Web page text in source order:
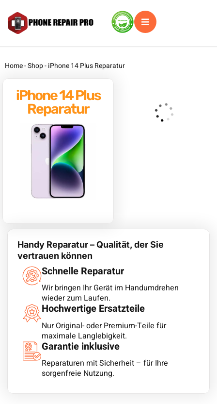
Home-Shop-iPhone 14 Plus Reparatur
Handy Reparatur – Qualität, der Sie
vertrauen können
Schnelle Reparatur
Wir bringen Ihr Gerät im Handumdrehen
wieder zum Laufen.
Hochwertige Ersatzteile
Nur Original- oder Premium-Teile für
maximale Langlebigkeit.
Garantie inklusive
Reparaturen mit Sicherheit – für Ihre
sorgenfreie Nutzung.
iPhone 14 Plus
Reparatur